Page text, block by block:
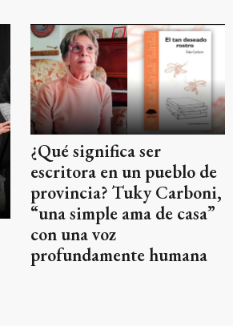
¿Qué significa ser
escritora en un pueblo de
provincia? Tuky Carboni,
“una simple ama de casa”
con una voz
profundamente humana